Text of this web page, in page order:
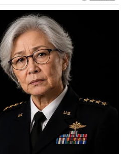
na ljubav.
mogli bi vam donijeti
će osjetiti više pažnje,
partnera. Problemi koji su
ostaju iza vas.
i srećnije nego